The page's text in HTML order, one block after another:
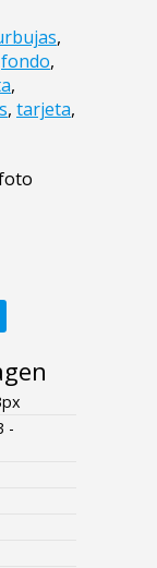
,
fondo,
,
, tarjeta,
-